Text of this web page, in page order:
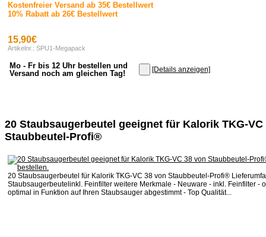
Kostenfreier Versand ab 35€ Bestellwert
10% Rabatt ab 26€ Bestellwert
15,90€
Artikelnr.: SPU1-Megapack
Mo - Fr bis 12 Uhr bestellen und
Versand noch am gleichen Tag!
[Details anzeigen]
20 Staubsaugerbeutel geeignet für Kalorik TKG-VC
Staubbeutel-Profi®
20 Staubsaugerbeutel für Kalorik TKG-VC 38 von Staubbeutel-Profi®
Staubsaugerbeutelinkl. Feinfilter weitere Merkmale - Neuware - inkl. Feinfilter -
optimal in Funktion auf Ihren Staubsauger abgestimmt - Top Qualität...